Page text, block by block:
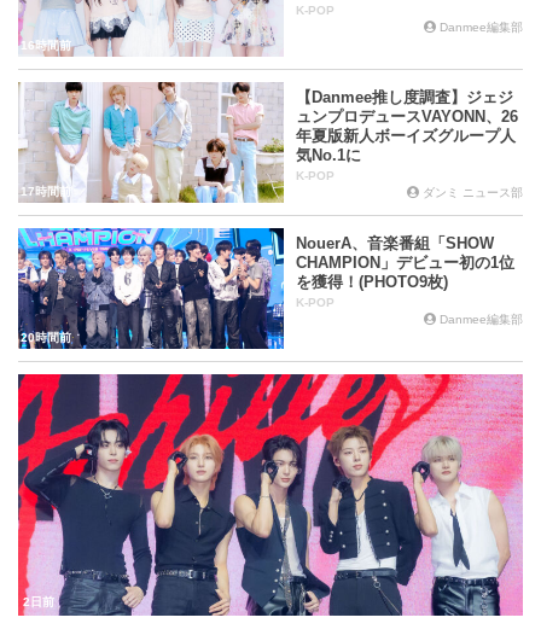
16時間前
K-POP
Danmee編集部
17時間前
【Danmee推し度調査】ジェジ
ュンプロデュースVAYONN、26
年夏版新人ボーイズグループ人
気No.1に
K-POP
ダンミ ニュース部
20時間前
NouerA、音楽番組「SHOW
CHAMPION」デビュー初の1位
を獲得！(PHOTO9枚)
K-POP
Danmee編集部
2日前